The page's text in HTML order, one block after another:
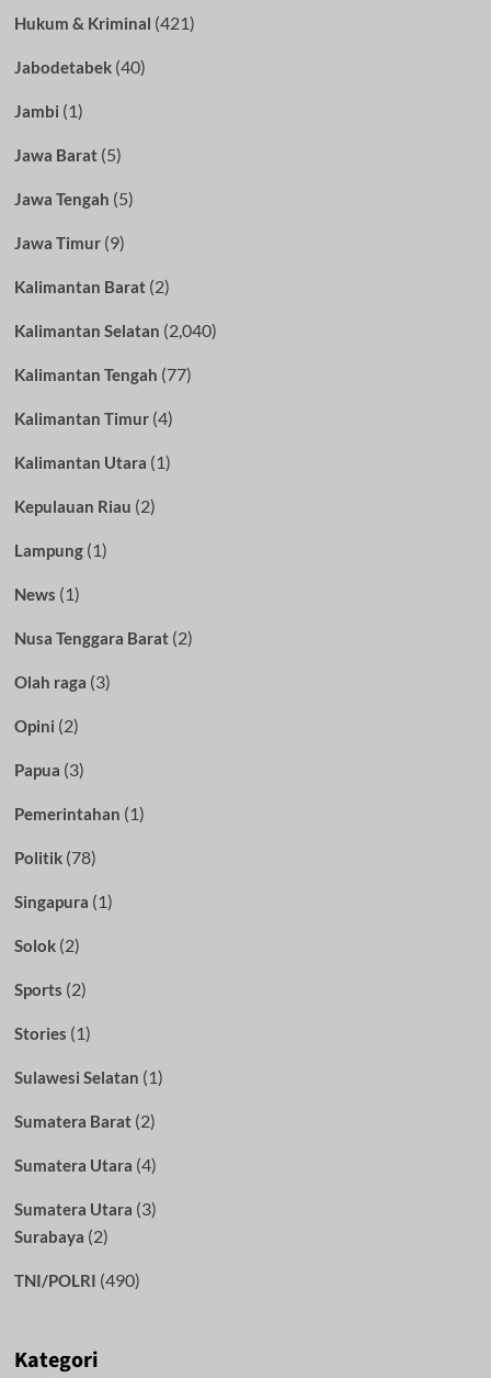
Hukum & Kriminal (421)
Jabodetabek(40)
Jambi (1)
Jawa Barat(5)
Jawa Tengah (5)
Jawa Timur(9)
Kalimantan Barat(2)
Kalimantan Selatan (2,040)
Kalimantan Tengah (77)
Kalimantan Timur(4)
Kalimantan Utara (1)
Kepulauan Riau (2)
Lampung(1)
News (1)
Nusa Tenggara Barat(2)
Olah raga (3)
Opini (2)
Papua (3)
Pemerintahan (1)
Politik(78)
Singapura (1)
Solok(2)
Sports (2)
Stories (1)
Sulawesi Selatan (1)
Sumatera Barat(2)
Sumatera Utara (4)
Sumatera Utara (3)
Surabaya (2)
TNI/POLRI (490)
Kategori